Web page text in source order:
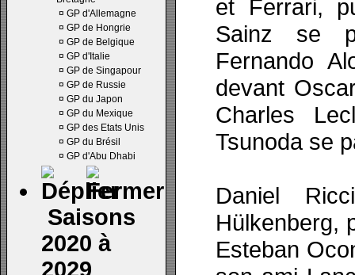
¤ GP d'Allemagne
¤ GP de Hongrie
¤ GP de Belgique
¤ GP d'Italie
¤ GP de Singapour
¤ GP de Russie
¤ GP du Japon
¤ GP du Mexique
¤ GP des Etats Unis
¤ GP du Brésil
¤ GP d'Abu Dhabi
Saisons
2020 à
2029
et Ferrari,
Sainz se
Fernando
devant
Charles
Tsunoda se
Daniel
Hülkenberg,
Esteban